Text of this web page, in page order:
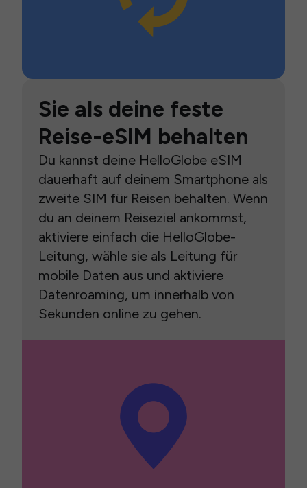
Sie als deine feste
Reise-eSIM behalten
Du kannst deine HelloGlobe eSIM
dauerhaft auf deinem Smartphone als
zweite SIM für Reisen behalten. Wenn
du an deinem Reiseziel ankommst,
aktiviere einfach die HelloGlobe-
Leitung, wähle sie als Leitung für
mobile Daten aus und aktiviere
Datenroaming, um innerhalb von
Sekunden online zu gehen.